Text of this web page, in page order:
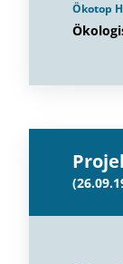
Ökotop